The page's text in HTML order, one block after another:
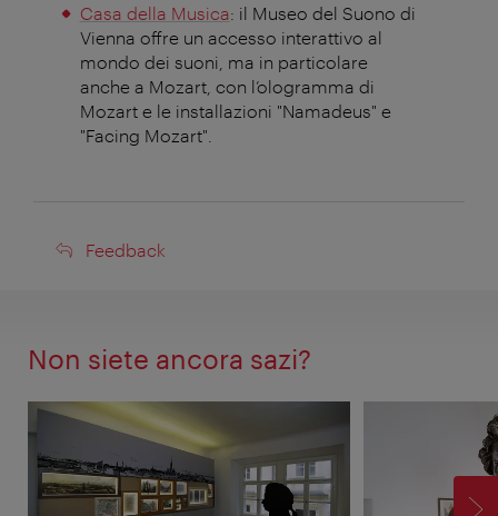
Casa della Musica: il Museo del Suono di
Vienna offre un accesso interattivo al
mondo dei suoni, ma in particolare
anche a Mozart, con l’ologramma di
Mozart e le installazioni "Namadeus" e
"Facing Mozart".
Feedback
Feedback
Non siete ancora sazi?